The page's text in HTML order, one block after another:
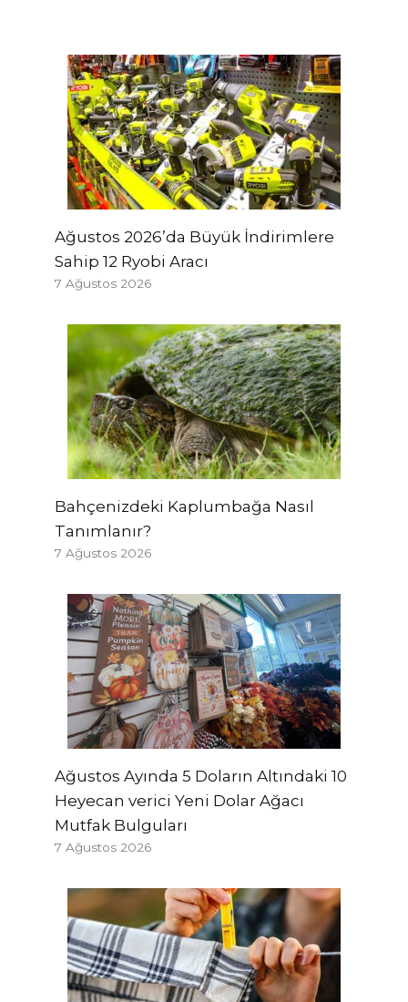
Ağustos 2026’da Büyük İndirimlere
Sahip 12 Ryobi Aracı
7 Ağustos 2026
Bahçenizdeki Kaplumbağa Nasıl
Tanımlanır?
7 Ağustos 2026
Ağustos Ayında 5 Doların Altındaki 10
Heyecan verici Yeni Dolar Ağacı
Mutfak Bulguları
7 Ağustos 2026